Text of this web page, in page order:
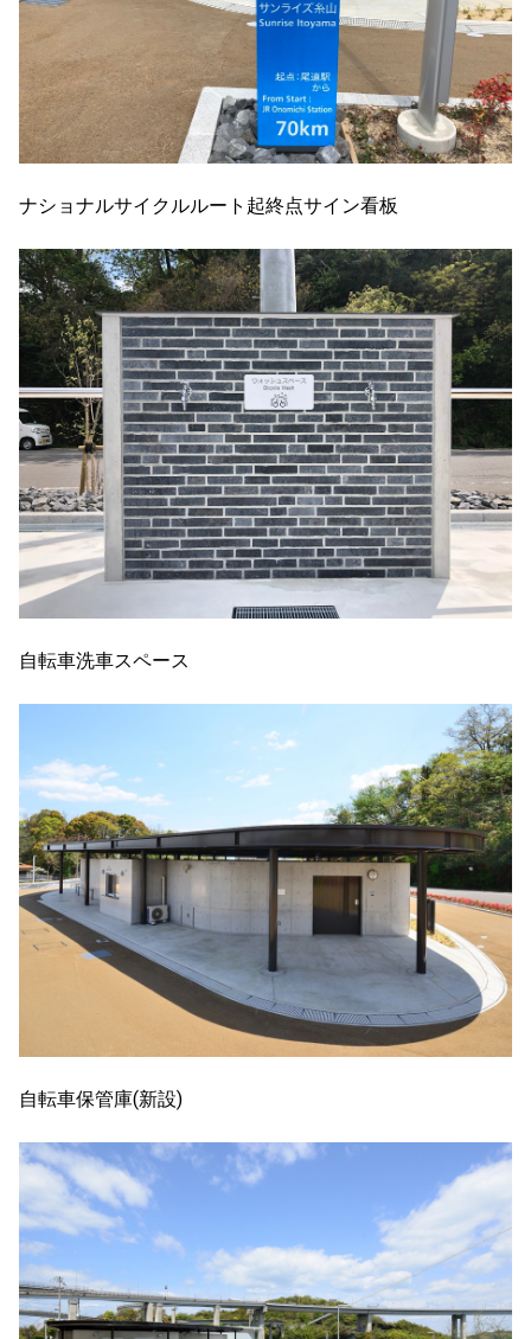
ナショナルサイクルルート起終点サイン看板
自転車洗車スペース
自転車保管庫(新設)